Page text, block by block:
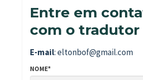
Entre em
com o tradutor
E-mail: eltonbof@gmail.com
NOME*